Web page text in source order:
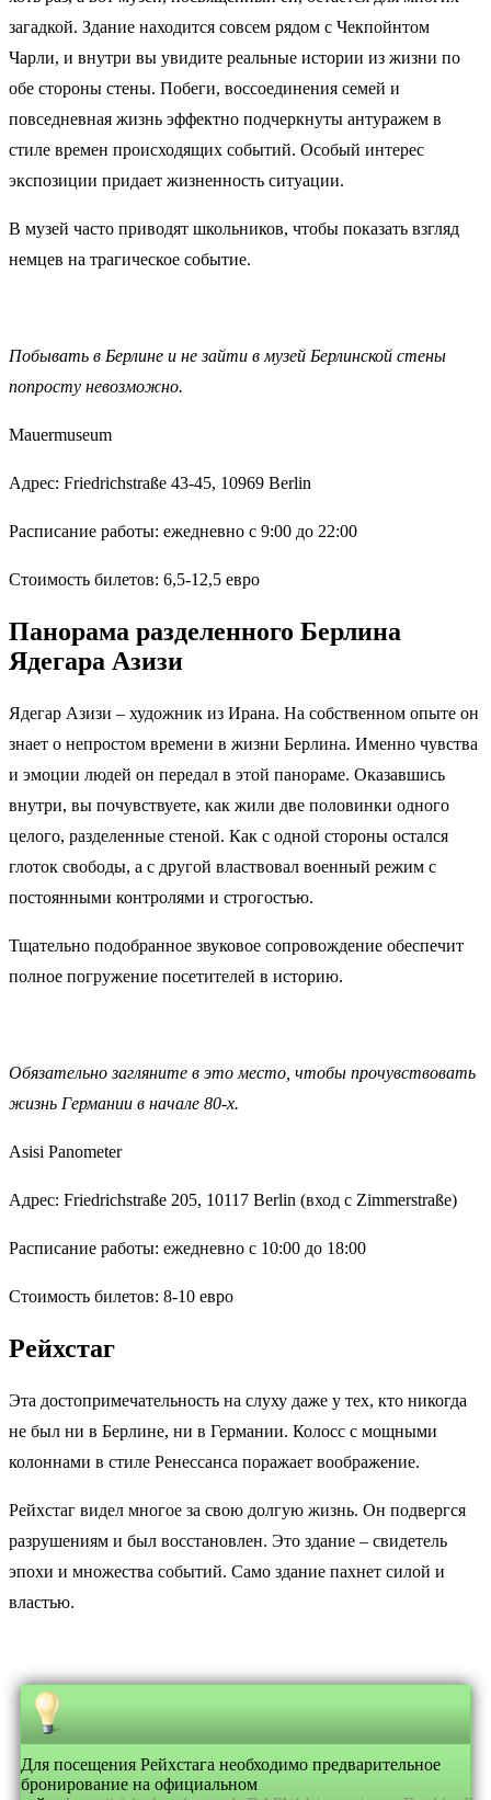
загадкой. Здание находится совсем рядом с Чекпойнтом
Чарли, и внутри вы увидите реальные истории из жизни по
обе стороны стены. Побеги, воссоединения семей и
повседневная жизнь эффектно подчеркнуты антуражем в
стиле времен происходящих событий. Особый интерес
экспозиции придает жизненность ситуации.
В музей часто приводят школьников, чтобы показать взгляд
немцев на трагическое событие.
Побывать в Берлине и не зайти в музей Берлинской стены
попросту невозможно.
Mauermuseum
Адрес: Friedrichstraße 43-45, 10969 Berlin
Расписание работы: ежедневно с 9:00 до 22:00
Стоимость билетов: 6,5-12,5 евро
Панорама разделенного Берлина
Ядегара Азизи
Ядегар Азизи – художник из Ирана. На собственном опыте он
знает о непростом времени в жизни Берлина. Именно чувства
и эмоции людей он передал в этой панораме. Оказавшись
внутри, вы почувствуете, как жили две половинки одного
целого, разделенные стеной. Как с одной стороны остался
глоток свободы, а с другой властвовал военный режим с
постоянными контролями и строгостью.
Тщательно подобранное звуковое сопровождение обеспечит
полное погружение посетителей в историю.
Обязательно загляните в это место, чтобы прочувствовать
жизнь Германии в начале 80-х.
Asisi Panometer
Адрес: Friedrichstraße 205, 10117 Berlin (вход с Zimmerstraße)
Расписание работы: ежедневно с 10:00 до 18:00
Стоимость билетов: 8-10 евро
Рейхстаг
Эта достопримечательность на слуху даже у тех, кто никогда
не был ни в Берлине, ни в Германии. Колосс с мощными
колоннами в стиле Ренессанса поражает воображение.
Рейхстаг видел многое за свою долгую жизнь. Он подвергся
разрушениям и был восстановлен. Это здание – свидетель
эпохи и множества событий. Само здание пахнет силой и
властью.
Для посещения Рейхстага необходимо предварительное
бронирование на официальном